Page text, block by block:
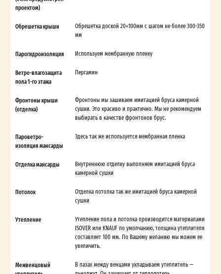
проектом)
Обрешетка крыши
Обрешетка доской 20×100мм с шагом не более 300-350
мм
Парогидроизоляция Используем мембранную пленку
Ветро-влагозащита
пола 1-го этажа
Пергамин
Фронтоны крыши
(отделка)
Фронтоны мы зашиваем имитацией бруса камерной
сушки. Это красиво и практично. Мы не рекомендуем
выбирать в качестве фронтонов брус.
Пароветро-
изоляция мансарды
Здесь так же используется мембранная пленка
Отделка мансарды
Внутреннюю отделку выполняем имитацией бруса
камерной сушки
Потолок
Отделка потолка так же имитацией бруса камерной
сушки
Утепление
Утепление пола и потолка производится материалами
ISOVER или KNAUF по умолчанию, толщина утеплителя
составляет 100 мм. По Вашему желанию мы можем ее
увеличить.
Межвенцовый
В пазах между венцами укладываем утеплитель —